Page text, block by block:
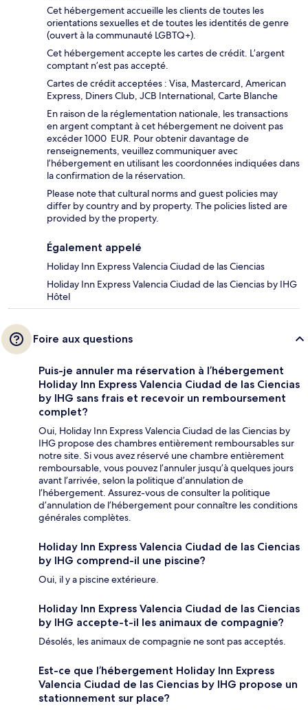
Cet hébergement accueille les clients de toutes les
orientations sexuelles et de toutes les identités de genre
(ouvert à la communauté LGBTQ+).
Cet hébergement accepte les cartes de crédit. L’argent
comptant n’est pas accepté.
Cartes de crédit acceptées : Visa, Mastercard, American
Express, Diners Club, JCB International, Carte Blanche
En raison de la réglementation nationale, les transactions
en argent comptant à cet hébergement ne doivent pas
excéder 1000 EUR. Pour obtenir davantage de
renseignements, veuillez communiquer avec
l’hébergement en utilisant les coordonnées indiquées dans
la confirmation de la réservation.
Please note that cultural norms and guest policies may
differ by country and by property. The policies listed are
provided by the property.
Également appelé
Holiday Inn Express Valencia Ciudad de las Ciencias
Holiday Inn Express Valencia Ciudad de las Ciencias by IHG
Hôtel
Foire aux questions
Puis-je annuler ma réservation à l’hébergement
Holiday Inn Express Valencia Ciudad de las Ciencias
by IHG sans frais et recevoir un remboursement
complet?
Oui, Holiday Inn Express Valencia Ciudad de las Ciencias by
IHG propose des chambres entièrement remboursables sur
notre site. Si vous avez réservé une chambre entièrement
remboursable, vous pouvez l’annuler jusqu’à quelques jours
avant l’arrivée, selon la politique d’annulation de
l’hébergement. Assurez-vous de consulter la politique
d’annulation de l’hébergement pour connaître les conditions
générales complètes.
Holiday Inn Express Valencia Ciudad de las Ciencias
by IHG comprend-il une piscine?
Oui, il y a piscine extérieure.
Holiday Inn Express Valencia Ciudad de las Ciencias
by IHG accepte-t-il les animaux de compagnie?
Désolés, les animaux de compagnie ne sont pas acceptés.
Est-ce que l’hébergement Holiday Inn Express
Valencia Ciudad de las Ciencias by IHG propose un
stationnement sur place?